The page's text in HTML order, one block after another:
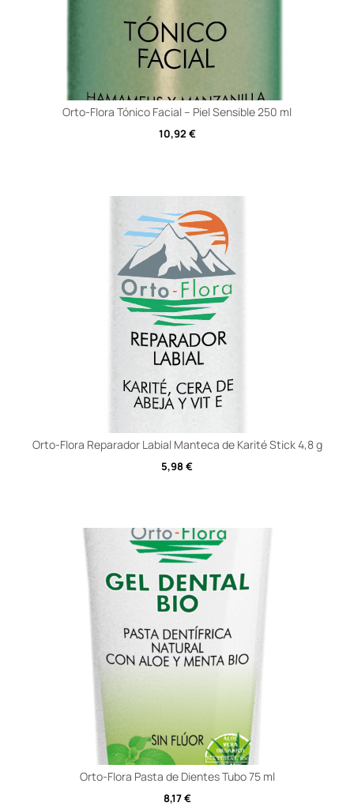
Orto-Flora Tónico Facial – Piel Sensible 250 ml
10,92 €
Orto-Flora Reparador Labial Manteca de Karité Stick 4,8 g
5,98€
Orto-Flora Pasta de Dientes Tubo 75 ml
8,17€